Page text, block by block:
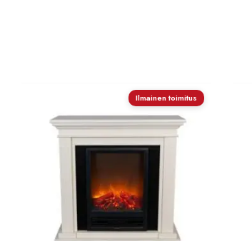
Ilmainen toimitus